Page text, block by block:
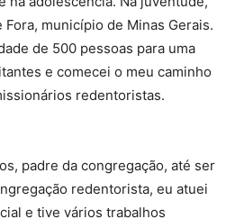
município de Minas Gerais.
de 500 pessoas para uma
e comecei o meu caminho
redentoristas.
padre da congregação, até ser
redentorista, eu atuei
e tive vários trabalhos